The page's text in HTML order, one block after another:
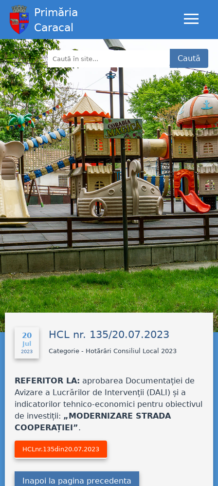
Primăria
Caracal
Caută
20
Jul
2023
HCL nr. 135/20.07.2023
Categorie - Hotărâri Consiliul Local 2023
REFERITOR LA: aprobarea Documentației de
Avizare a Lucrărilor de Intervenții (DALI) și a
indicatorilor tehnico-economici pentru obiectivul
de investiții: „MODERNIZARE STRADA
COOPERAȚIEI”.
HCLnr.135din20.07.2023
Inapoi la pagina precedenta